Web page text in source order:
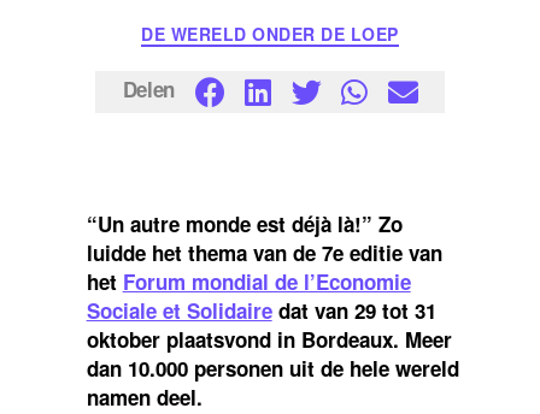
op
het
voor
sociale
Categories
DE WERELD ONDER DE LOEP
Delen
“Un autre monde est déjà là!” Zo
luidde het thema van de 7e editie van
het Forum mondial de l’Economie
Sociale et Solidairedat van 29 tot 31
oktober plaatsvond in Bordeaux. Meer
dan 10.000 personen uit de hele wereld
namen deel.